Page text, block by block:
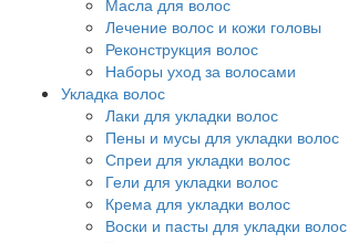
Масла для волос
Лечение волос и кожи головы
Реконструкция волос
Наборы уход за волосами
Укладка волос
Лаки для укладки волос
Пены и мусы для укладки волос
Спреи для укладки волос
Гели для укладки волос
Крема для укладки волос
Воски и пасты для укладки волос